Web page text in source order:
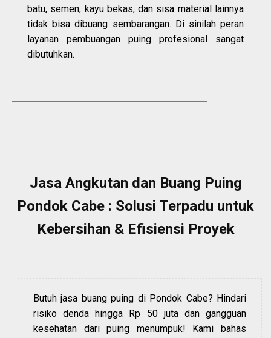
batu, semen, kayu bekas, dan sisa material lainnya
tidak bisa dibuang sembarangan. Di sinilah peran
layanan pembuangan puing profesional sangat
dibutuhkan.
Jasa Angkutan dan Buang Puing
Pondok Cabe : Solusi Terpadu untuk
Kebersihan & Efisiensi Proyek
Butuh jasa buang puing di Pondok Cabe? Hindari
risiko denda hingga Rp 50 juta dan gangguan
kesehatan dari puing menumpuk! Kami bahas